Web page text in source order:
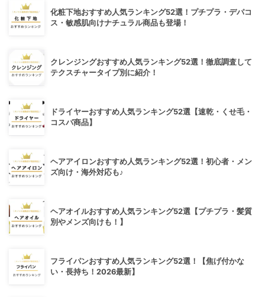
化粧下地おすすめ人気ランキング52選！プチプラ・デパコ
ス・敏感肌向けナチュラル商品も登場！
クレンジングおすすめ人気ランキング52選！徹底調査して
テクスチャータイプ別に紹介！
ドライヤーおすすめ人気ランキング52選【速乾・くせ毛・
コスパ商品】
ヘアアイロンおすすめ人気ランキング52選！初心者・メン
ズ向け・海外対応も♪
ヘアオイルおすすめ人気ランキング52選【プチプラ・髪質
別やメンズ向けも！】
フライパンおすすめ人気ランキング52選！【焦げ付かな
い・長持ち！2026最新】